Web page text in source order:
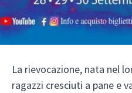
La rievocazione, nata nel
ragazzi cresciuti a pane e